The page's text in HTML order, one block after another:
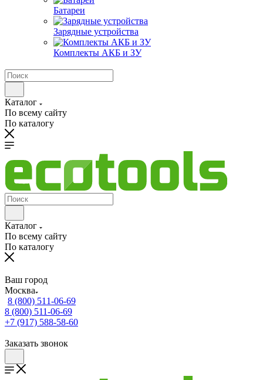
Батареи
Зарядные устройства
Комплекты АКБ и ЗУ
Каталог
По всему сайту
По каталогу
Каталог
По всему сайту
По каталогу
Ваш город
Москва
8 (800) 511-06-69
8 (800) 511-06-69
+7 (917) 588-58-60
Заказать звонок